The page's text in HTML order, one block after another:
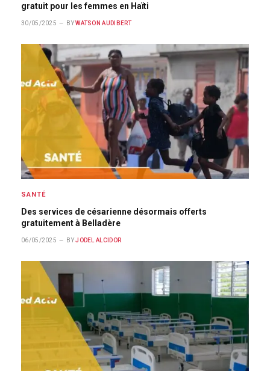
gratuit pour les femmes en Haïti
30/05/2025 BY WATSON AUDIBERT
SANTÉ
Des services de césarienne désormais offerts
gratuitement à Belladère
06/05/2025 BY JODEL ALCIDOR